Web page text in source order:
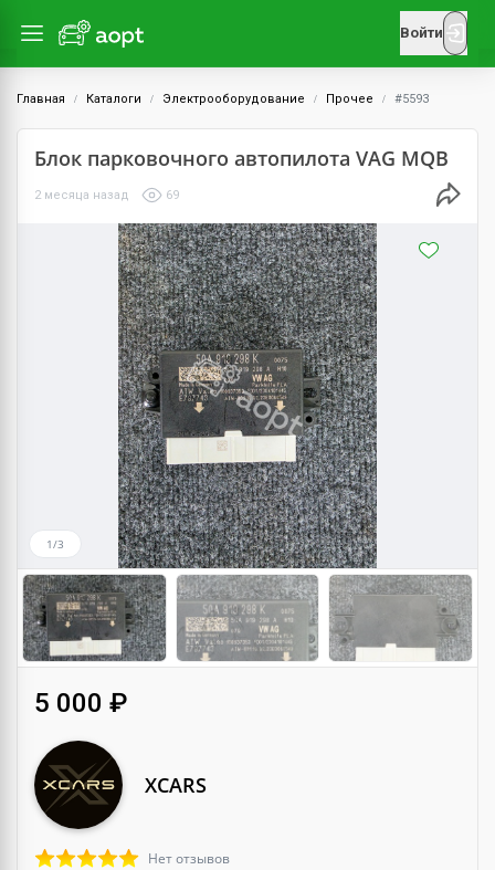
Войти
Главная Каталоги Электрооборудование Прочее #5593
Блок парковочного автопилота VAG MQB
2 месяца назад 69
1/3
5 000 ₽
XCARS
Нет отзывов